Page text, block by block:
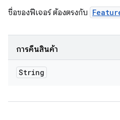
ชื่อของฟีเจอร์ ต้องตรงกับ
การคืนสินค้า
String